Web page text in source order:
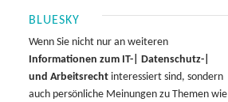
BLUESKY
Wenn Sie nicht nur an weiteren
Informationen zum IT-| Datenschutz-|
und Arbeitsrechtinteressiert sind, sondern
auch persönliche Meinungen zu Themen wie